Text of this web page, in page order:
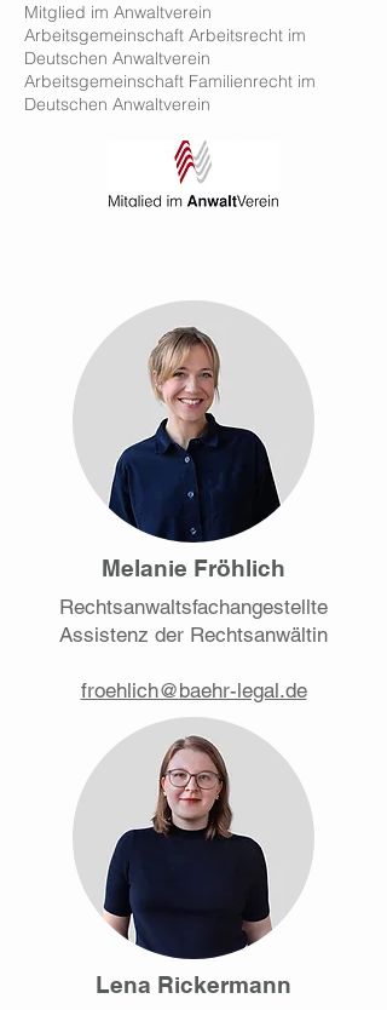
Mitglied im Anwaltverein
Arbeitsgemeinschaft Arbeitsrecht im
Deutschen Anwaltverein
Arbeitsgemeinschaft Familienrecht im
Deutschen Anwaltverein
Melanie Fröhlich
Rechtsanwaltsfachangestellte
Assistenz der Rechtsanwältin
froehlich@baehr-legal.de
Lena Rickermann